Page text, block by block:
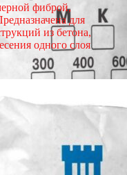
фиброй,
для
из бетона,
одного слоя